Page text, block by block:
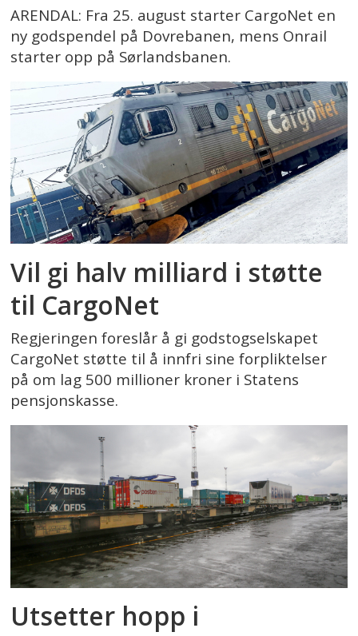
ARENDAL: Fra 25. august starter CargoNet en
ny godspendel på Dovrebanen, mens Onrail
starter opp på Sørlandsbanen.
Vil gi halv milliard i støtte
til CargoNet
Regjeringen foreslår å gi godstogselskapet
CargoNet støtte til å innfri sine forpliktelser
på om lag 500 millioner kroner i Statens
pensjonskasse.
Utsetter hopp i